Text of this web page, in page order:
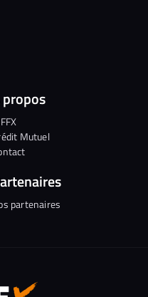
propos
Mutuel
partenaires